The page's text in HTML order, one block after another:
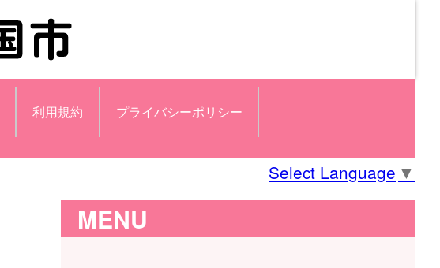
利用規約 プライバシーポリシー
Select Language ▼
MENU